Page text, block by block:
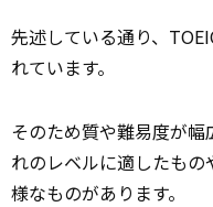
先述している通り、
れています。
そのため質や難易度が
れのレベルに適したも
様なものがあります。